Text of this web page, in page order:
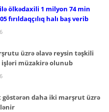
ölkədaxili 1 milyon 74 min
fırıldaqçılıq halı baş verib
üzrə əlavə reysin təşkili
işləri müzakirə olunub
göstərən daha iki marşrut üzrə